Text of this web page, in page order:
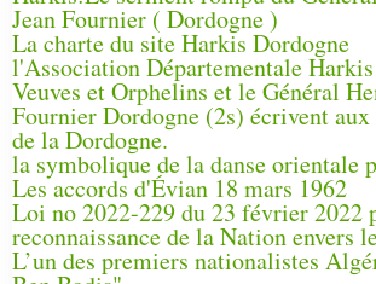
Jean Fournier ( Dordogne )
La charte du site Harkis Dordogne
l'Association Départementale
Veuves et Orphelins et le Général
Fournier Dordogne (2s) écrivent aux
de la Dordogne.
la symbolique de la danse orientale
Les accords d'Évian 18 mars 1962
Loi no 2022-229 du 23 février 2022
reconnaissance de la Nation envers
L’un des premiers nationalistes